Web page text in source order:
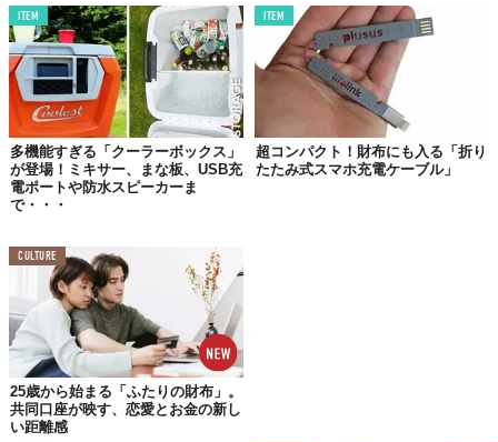
Top image: ©
TABI LABO
この世界は、もっと広いはずだ。
ITEM
多機能すぎる「クーラーボックス」
が登場！ミキサー、まな板、USB充
電ポートや防水スピーカーま
で・・・
ITEM
超コンパクト！財布にも入る「折り
たたみ式スマホ充電ケーブル」
CULTURE
25歳から始まる「ふたりの財布」。
共同口座が映す、恋愛とお金の新し
い距離感